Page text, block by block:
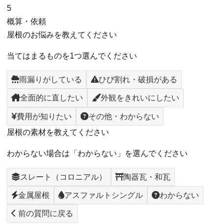
5
概算・依頼
屋根のお悩みを教えてください
当てはまるものを1つ選んでください
雨漏りがしている ひび割れ・破損がある
全面的に直したい 外観をきれいにしたい
費用が知りたい
その他・わからない
屋根の素材を教えてください
わからない場合は「わからない」を選んでください
スレート（コロニアル） 陶器瓦・和瓦
金属屋根 アスファルトシングル わからない
前の質問に戻る